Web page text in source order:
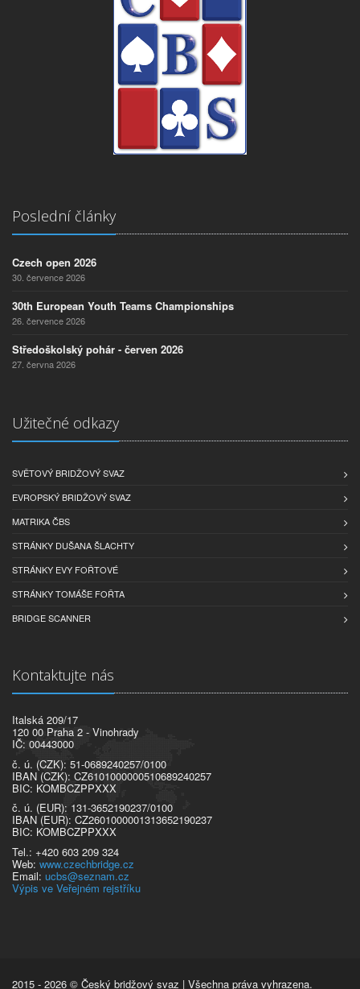
Poslední články
Czech open 2026
30. července 2026
30th European Youth Teams Championships
26. července 2026
Středoškolský pohár - červen 2026
27. června 2026
Užitečné odkazy
SVĚTOVÝ BRIDŽOVÝ SVAZ
EVROPSKÝ BRIDŽOVÝ SVAZ
MATRIKA ČBS
STRÁNKY DUŠANA ŠLACHTY
STRÁNKY EVY FOŘTOVÉ
STRÁNKY TOMÁŠE FOŘTA
BRIDGE SCANNER
Kontaktujte nás
Italská 209/17
120 00 Praha 2 - Vinohrady
IČ: 00443000
č. ú. (CZK): 51-0689240257/0100
IBAN (CZK): CZ6101000000510689240257
BIC: KOMBCZPPXXX
č. ú. (EUR): 131-3652190237/0100
IBAN (EUR): CZ2601000001313652190237
BIC: KOMBCZPPXXX
Tel.: +420 603 209 324
Web: www.czechbridge.cz
Email: ucbs@seznam.cz
Výpis ve Veřejném rejstříku
2015 - 2026 © Český bridžový svaz | Všechna práva vyhrazena.